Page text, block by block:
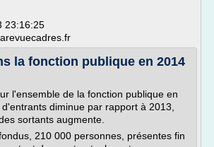
23:16:25
la fonction publique en 2014
l'ensemble de la fonction publique en
diminue par rapport à 2013,
sortants augmente.
210 000 personnes, présentes fin